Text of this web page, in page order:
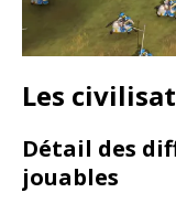
Les
Détail des
jouables